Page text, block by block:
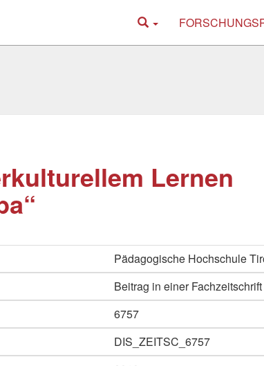
Lernen
Pädagogische Hochschule
Beitrag in einer Fachzeitschrift
6757
DIS_ZEITSC_6757